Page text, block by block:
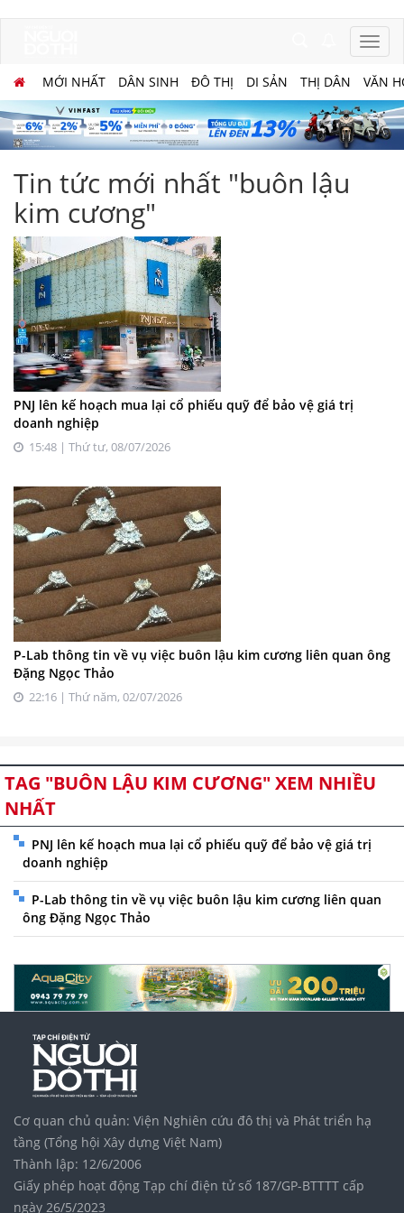
MỚI NHẤT DÂN SINH ĐÔ THỊ DI SẢN THỊ DÂN VĂN
Tin tức mới nhất "buôn lậu
kim cương"
PNJ lên kế hoạch mua lại cổ phiếu quỹ để bảo vệ giá trị
doanh nghiệp
15:48 | Thứ tư, 08/07/2026
P-Lab thông tin về vụ việc buôn lậu kim cương liên quan ông
Đặng Ngọc Thảo
22:16 | Thứ năm, 02/07/2026
TAG "BUÔN LẬU KIM CƯƠNG" XEM NHIỀU
NHẤT
PNJ lên kế hoạch mua lại cổ phiếu quỹ để bảo vệ giá trị
doanh nghiệp
P-Lab thông tin về vụ việc buôn lậu kim cương liên quan
ông Đặng Ngọc Thảo
Cơ quan chủ quản: Viện Nghiên cứu đô thị và Phát triển hạ
tầng (Tổng hội Xây dựng Việt Nam)
Thành lập: 12/6/2006
Giấy phép hoạt động Tạp chí điện tử số 187/GP-BTTTT cấp
ngày 26/5/2023